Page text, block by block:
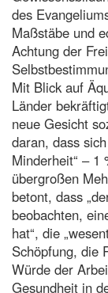
des
Maßstäbe und
Achtung der
Mit Blick auf
Länder
neue Gesicht
daran, dass
Minderheit“ – 1
übergroßen
betont, dass
beobachten,
hat“, die
Schöpfung, die
Würde der
Gesundheit in